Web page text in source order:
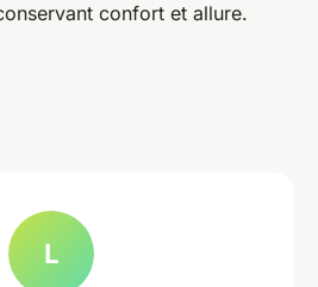
confort et allure.
L